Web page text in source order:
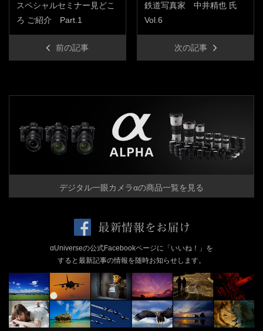
スペシャルセミナー見どこ
ろ ご紹介 Part.1
前の記事
鉄道写真家 中井精也 氏
Vol.6
次の記事
デジタル一眼カメラαの商品一覧を見る
αUniverseの公式Facebookページに「いいね！」を
すると最新記事の情報を随時お知らせします。